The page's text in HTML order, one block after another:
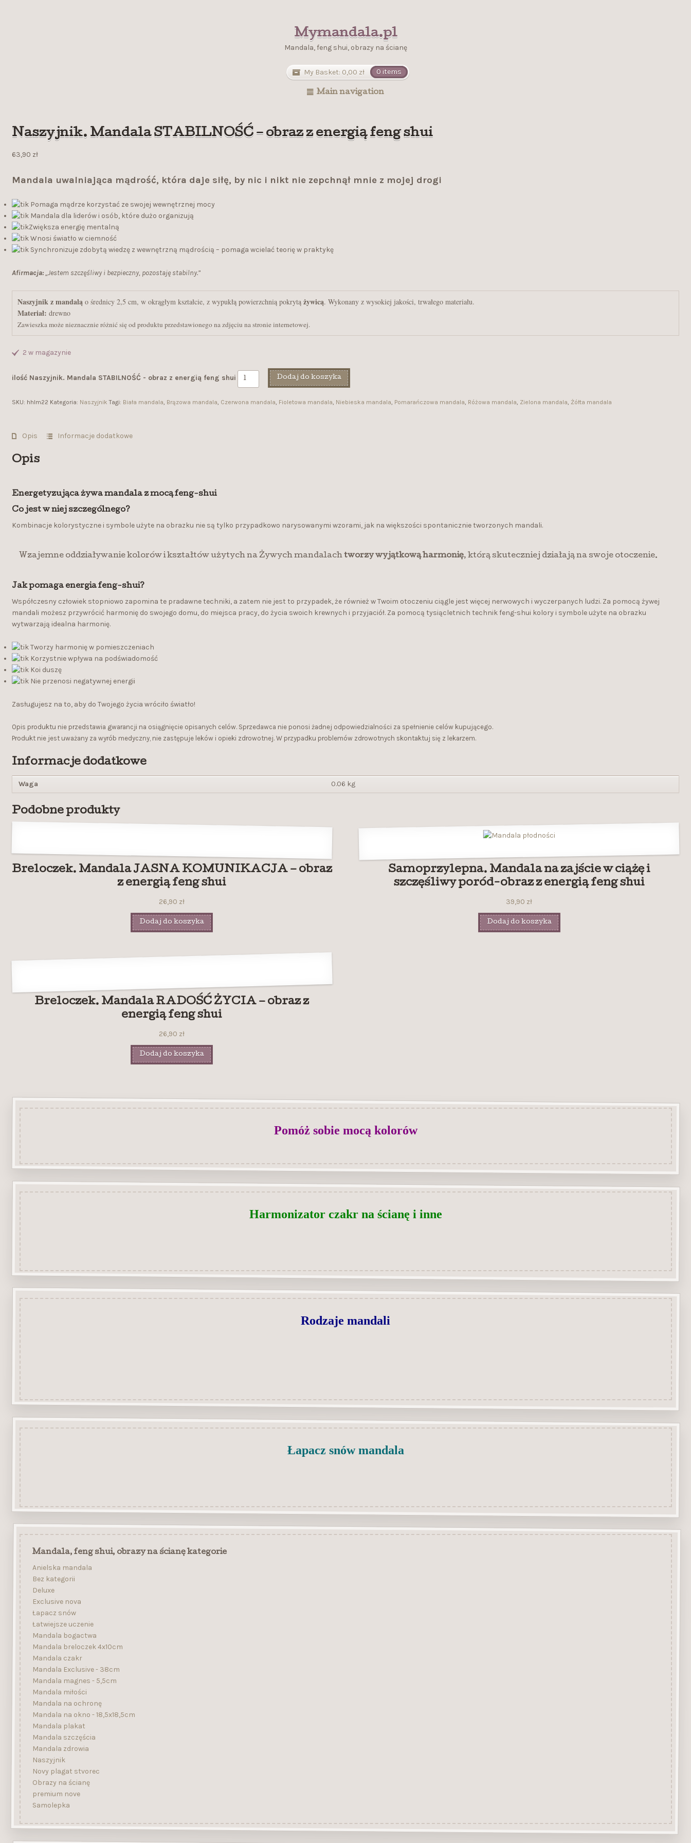
Mymandala.pl
Mandala, feng shui, obrazy na ścianę
My Basket: 0,00 zł 0 items
Main navigation
Naszyjnik. Mandala STABILNOŚĆ – obraz z energią feng shui
63,90 zł
Mandala uwalniająca mądrość, która daje siłę, by nic i nikt nie zepchnął mnie z mojej drogi
Pomaga mądrze korzystać ze swojej wewnętrznej mocy
Mandala dla liderów i osób, które dużo organizują
Zwiększa energię mentalną
Wnosi światło w ciemność
Synchronizuje zdobytą wiedzę z wewnętrzną mądrością – pomaga wcielać teorię w praktykę
Afirmacja:„Jestem szczęśliwy i bezpieczny, pozostaję stabilny.”
Naszyjnik z mandalą o średnicy 2,5 cm, w okrągłym kształcie, z wypukłą powierzchnią pokrytą żywicą
Materiał: drewno
Zawieszka może nieznacznie różnić się od produktu przedstawionego na zdjęciu na stronie internetowej.
2 w magazynie
ilość Naszyjnik. Mandala STABILNOŚĆ - obraz z energią feng shui Dodaj do koszyka
SKU: hhlm22 Kategoria: Naszyjnik Tagi: Biała mandala Brązowa mandala Czerwona mandala Fioletowa mandala Niebieska mandala Pomarańczowa mandala Różowa mandala Zielona mandala Żółta mandala
Opis Informacje dodatkowe
Opis
Energetyzująca żywa mandala z mocą feng-shui
Co jest w niej szczególnego?
Kombinacje kolorystyczne i symbole użyte na obrazku nie są tylko przypadkowo narysowanymi wzorami, jak na większości spontanicznie tworzonych mandali.
Wzajemne oddziaływanie kolorów i kształtów użytych na Żywych mandalachtworzy wyjątkową harmonię, którą skuteczniej działają na swoje otoczenie.
Jak pomaga energia feng-shui?
Współczesny człowiek stopniowo zapomina te pradawne techniki, a zatem nie jest to przypadek, że również w Twoim otoczeniu ciągle jest więcej nerwowych i wyczerpanych ludzi. Za pomocą żywej
mandali możesz przywrócić harmonię do swojego domu, do miejsca pracy, do życia swoich krewnych i przyjaciół. Za pomocą tysiącletnich technik feng-shui kolory i symbole użyte na obrazku
wytwarzają idealna harmonię.
Tworzy harmonię w pomieszczeniach
Korzystnie wpływa na podświadomość
Koi duszę
Nie przenosi negatywnej energii
Zasługujesz na to, aby do Twojego życia wróciło światło!
Opis produktu nie przedstawia gwarancji na osiągnięcie opisanych celów. Sprzedawca nie ponosi żadnej odpowiedzialności za spełnienie celów kupującego.
Produkt nie jest uważany za wyrób medyczny, nie zastępuje leków i opieki zdrowotnej. W przypadku problemów zdrowotnych skontaktuj się z lekarzem.
Informacje dodatkowe
Waga 0.06 kg
Podobne produkty
Breloczek. Mandala JASNA KOMUNIKACJA – obraz
z energią feng shui
26,90 zł
Dodaj do koszyka
Samoprzylepna. Mandala na zajście w ciążę i
szczęśliwy poród-obraz z energią feng shui
39,90 zł
Dodaj do koszyka
Breloczek. Mandala RADOŚĆ ŻYCIA – obraz z
energią feng shui
26,90 zł
Dodaj do koszyka
Pomóż sobie mocą kolorów
Harmonizator czakr na ścianę i inne
Rodzaje mandali
Łapacz snów mandala
Mandala, feng shui, obrazy na ścianę kategorie
Anielska mandala
Bez kategorii
Deluxe
Exclusive nova
Łapacz snów
Łatwiejsze uczenie
Mandala bogactwa
Mandala breloczek 4x10cm
Mandala czakr
Mandala Exclusive - 38cm
Mandala magnes - 5,5cm
Mandala miłości
Mandala na ochronę
Mandala na okno - 18,5x18,5cm
Mandala plakat
Mandala szczęścia
Mandala zdrowia
Naszyjnik
Novy plagat stvorec
Obrazy na ścianę
premium nove
Samolepka